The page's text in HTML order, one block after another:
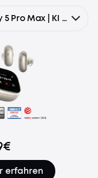
Liberty 5 Pro Max | KI Kopfhörer mit Smart Display & KI-Notizassistent
erfahren